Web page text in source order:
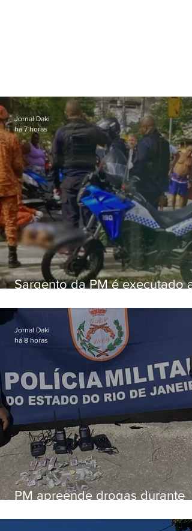
Sargento da PM é executado a
em Vaz Lobo
Jornal Daki
há 7 horas
PM apreende drogas durante
Jornal Daki
há 8 horas